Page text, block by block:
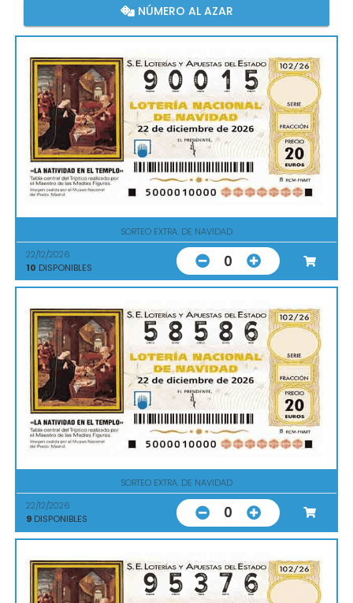
NÚMERO AL AZAR
SORTEO EXTRA. DE NAVIDAD
22/12/2026
10 DISPONIBLES 0
SORTEO EXTRA. DE NAVIDAD
22/12/2026
9 DISPONIBLES 0